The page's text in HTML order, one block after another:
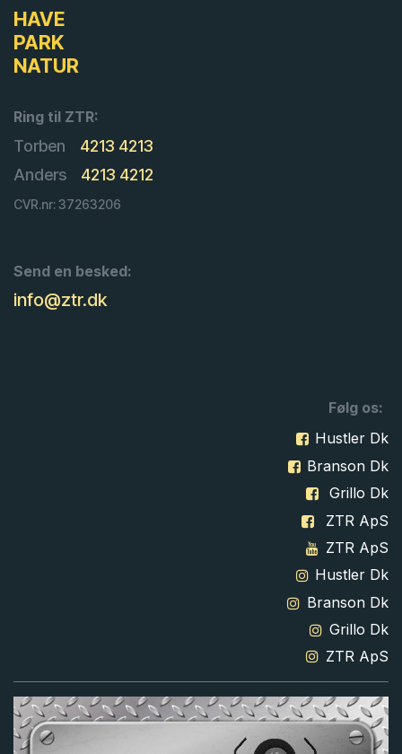
HAVE
PARK
NATUR
Ring til ZTR:
Torben
4213 4213
Anders
4213 4212
CVR.nr: 37263206
Send en besked:
info@ztr.dk
Følg os:
Hustler Dk
Branson Dk
Grillo Dk
ZTR ApS
ZTR ApS
Hustler Dk
Branson Dk
Grillo Dk
ZTR ApS